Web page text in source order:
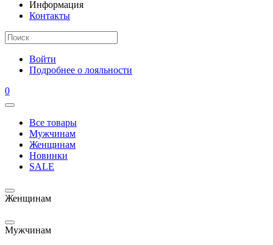
Информация
Контакты
Войти
Подробнее о лояльности
0
Все товары
Мужчинам
Женщинам
Новинки
SALE
Женщинам
Мужчинам